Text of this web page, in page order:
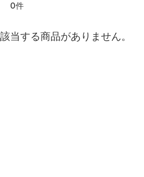
0件
該当する商品がありません。